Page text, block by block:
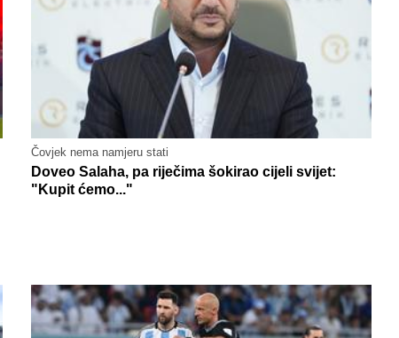
Čovjek nema namjeru stati
Doveo Salaha, pa riječima šokirao cijeli svijet:
"Kupit ćemo..."